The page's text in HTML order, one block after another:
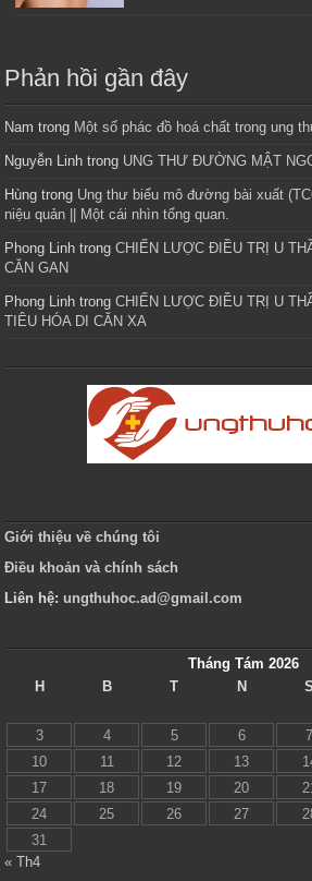
Phản hồi gần đây
Nam trong Một số phác đồ hoá chất trong ung
Nguyễn Linh trong UNG THƯ ĐƯỜNG MẬT
Hùng trong Ung thư biểu mô đường bài xuất
niệu quản || Một cái nhìn tổng quan.
Phong Linh trongCHIẾN LƯỢC ĐIỀU TRỊ U
CĂN GAN
Phong Linh trongCHIẾN LƯỢC ĐIỀU TRỊ U
TIÊU HÓA DI CĂN XA
Giới thiệu về chúng tôi
Điều khoản và chính sách
Liên hệ:ungthuhoc.ad@gmail.com
Tháng Tám 2026
H
B T N S
3
4 5 6 7
10
11 12 13
17
18 19 20
24
25 26 27
31
« Th4